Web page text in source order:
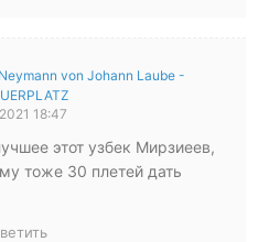
Neymann von Johann Laube -
18:47
этот узбек Мирзиеев,
тоже 30 плетей дать